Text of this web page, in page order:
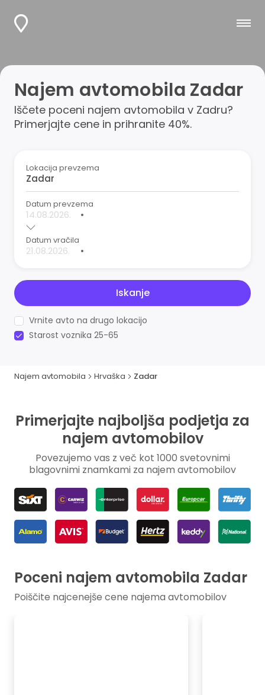
Najem avtomobila Zadar
Iščete poceni najem avtomobila v Zadru?
Primerjajte cene in prihranite 40%.
Lokacija prevzema
Datum prevzema
•
Datum vračila
•
Iskanje
Vrnite avto na drugo lokacijo
Starost voznika 25-65
Najem avtomobila Hrvaška Zadar
Primerjajte najboljša podjetja za
najem avtomobilov
Povezujemo vas z več kot 1000 svetovnimi
blagovnimi znamkami za najem avtomobilov
Poceni najem avtomobila Zadar
Poiščite najcenejše cene najema avtomobilov